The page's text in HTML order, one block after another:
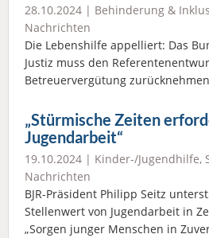
28.10.2024 | Behinderung &
Nachrichten
Die Lebenshilfe appelliert: Das
Justiz muss den
Betreuervergütung
„Stürmische Zeiten
Jugendarbeit“
19.10.2024 | Kinder-/Jugendhilfe,
Nachrichten
BJR-Präsident Philipp Seitz
Stellenwert von Jugendarbeit in
„Sorgen junger Menschen in